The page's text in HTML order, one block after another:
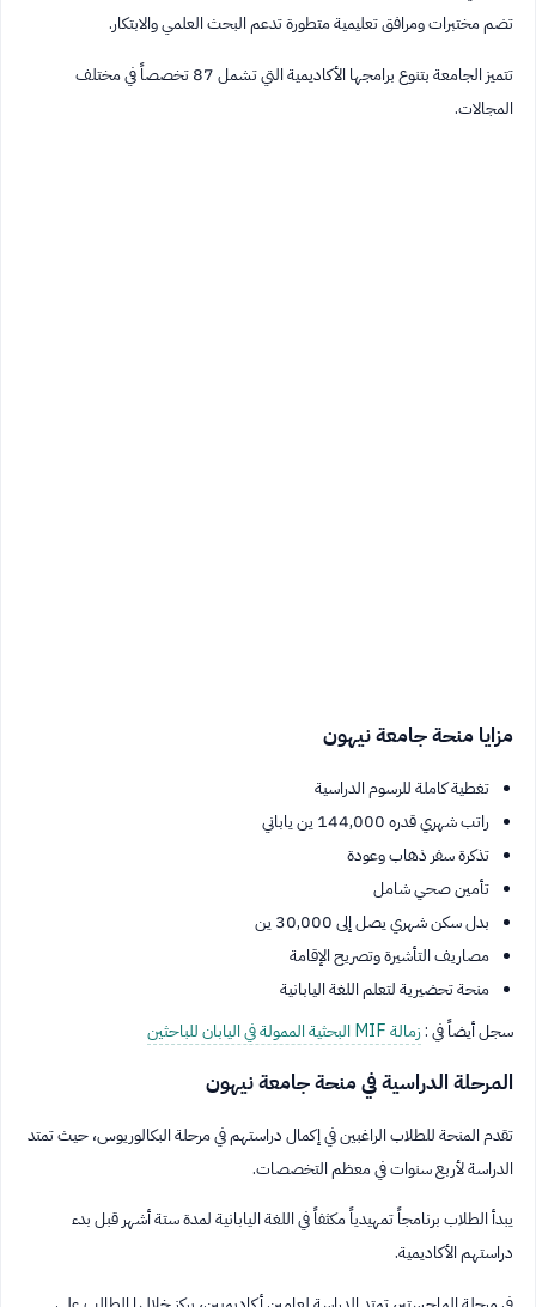
تضم مختبرات ومرافق تعليمية متطورة تدعم البحث العلمي والابتكار.
تتميز الجامعة بتنوع برامجها الأكاديمية التي تشمل 87 تخصصاً في مختلف
المجالات.
مزايا منحة جامعة نيهون
تغطية كاملة للرسوم الدراسية
راتب شهري قدره 144,000 ين ياباني
تذكرة سفر ذهاب وعودة
تأمين صحي شامل
بدل سكن شهري يصل إلى 30,000 ين
مصاريف التأشيرة وتصريح الإقامة
منحة تحضيرية لتعلم اللغة اليابانية
سجل أيضاً في :زمالة MIF البحثية الممولة في اليابان للباحثين
المرحلة الدراسية في منحة جامعة نيهون
تقدم المنحة للطلاب الراغبين في إكمال دراستهم في مرحلة البكالوريوس، حيث تمتد
الدراسة لأربع سنوات في معظم التخصصات.
يبدأ الطلاب برنامجاً تمهيدياً مكثفاً في اللغة اليابانية لمدة ستة أشهر قبل بدء
دراستهم الأكاديمية.